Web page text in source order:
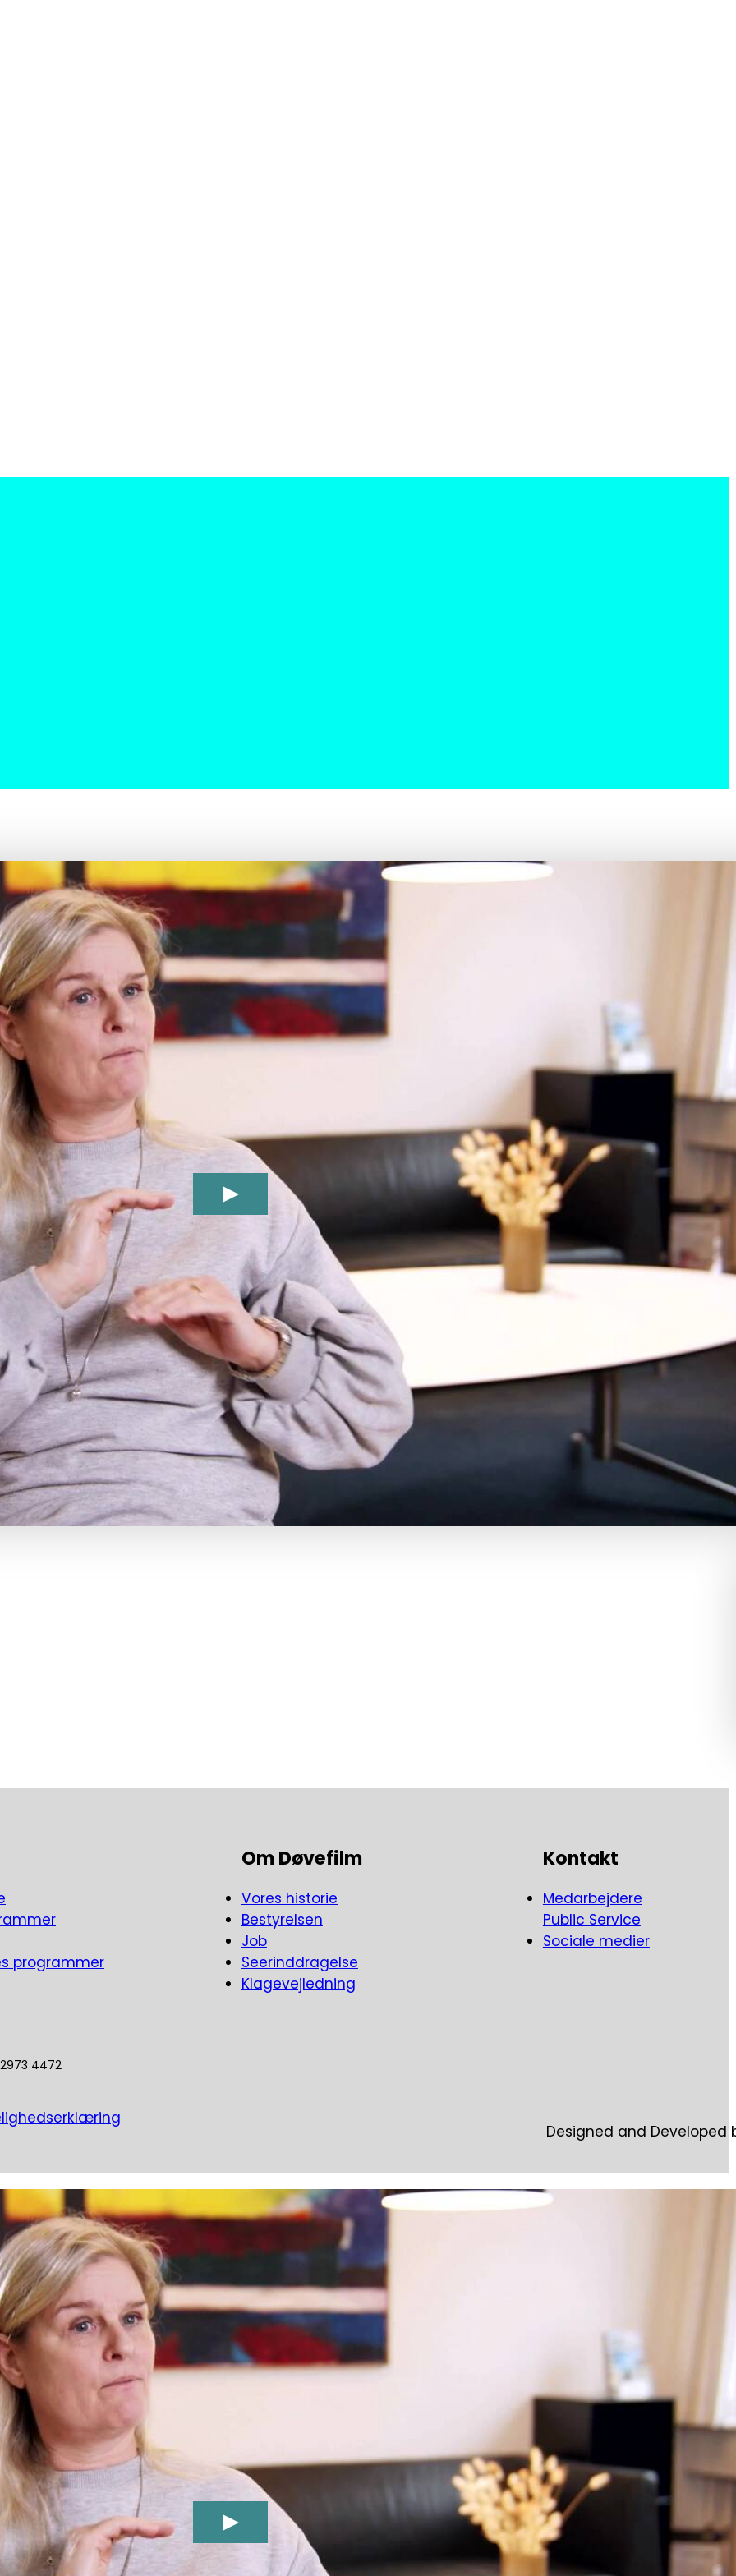
med at komme på besøg hos døve i deres allersidste tid.
af besøg af vågetjenesten i den sidste tid af sit liv, da hun blev
programmer
Om Døvefilm
Vores historie
Bestyrelsen
Job
Seerinddragelse
Klagevejledning
Kontakt
Medarbejdere
Public Service
Sociale medier
4472
Designed and Developed